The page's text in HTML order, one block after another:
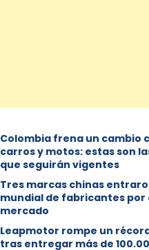
Colombia frena un cambio
carros y motos: estas son
que seguirán vigentes
Tres marcas chinas
mundial de fabricantes por
mercado
Leapmotor rompe un
tras entregar más de